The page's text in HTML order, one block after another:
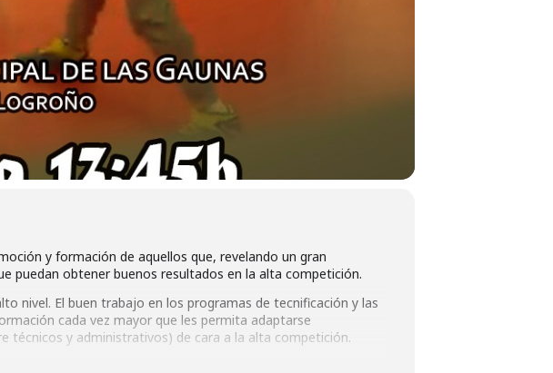
y formación de aquellos que, revelando un gran
puedan obtener buenos resultados en la alta competición.
nivel. El buen trabajo en los programas de tecnificación y las
cada vez mayor que les permita adaptarse
técnicos y administrativos) de cara a la alta competición.